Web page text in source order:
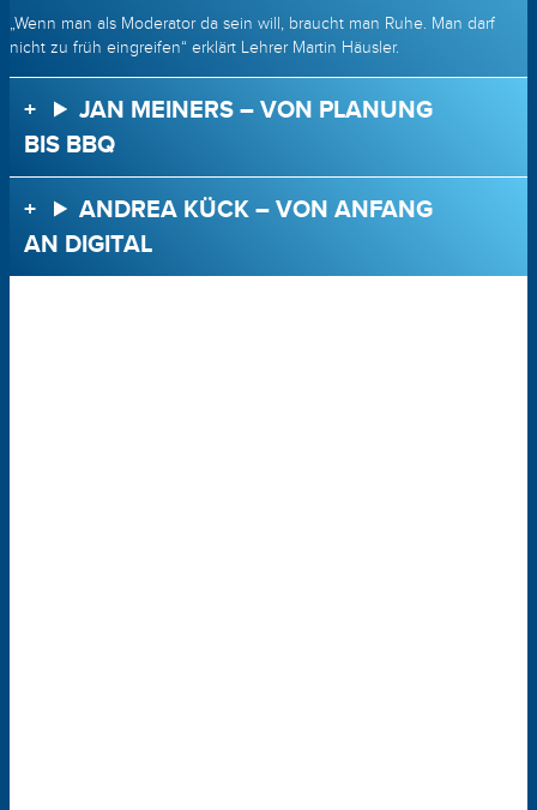
„Wenn man als Moderator da sein will, braucht man Ruhe. Man darf
nicht zu früh eingreifen“ erklärt Lehrer Martin Häusler.
JAN MEINERS – VON PLANUNG
BIS BBQ
ANDREA KÜCK – VON ANFANG
AN DIGITAL